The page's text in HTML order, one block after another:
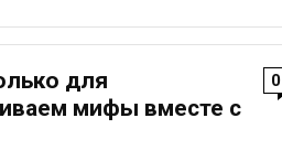
для
мифы вместе с
0